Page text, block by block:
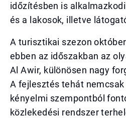
időzítésben is
és a lakosok, illetve
A turisztikai szezon
ebben az időszakban az
Al Awir, különösen nagy
A fejlesztés tehát
kényelmi szempontból
közlekedési rendszer